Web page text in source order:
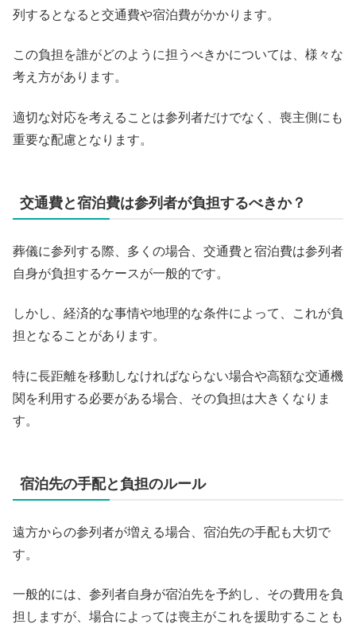
列するとなると交通費や宿泊費がかかります。
この負担を誰がどのように担うべきかについては、様々な
考え方があります。
適切な対応を考えることは参列者だけでなく、喪主側にも
重要な配慮となります。
交通費と宿泊費は参列者が負担するべきか？
葬儀に参列する際、多くの場合、交通費と宿泊費は参列者
自身が負担するケースが一般的です。
しかし、経済的な事情や地理的な条件によって、これが負
担となることがあります。
特に長距離を移動しなければならない場合や高額な交通機
関を利用する必要がある場合、その負担は大きくなりま
す。
宿泊先の手配と負担のルール
遠方からの参列者が増える場合、宿泊先の手配も大切で
す。
一般的には、参列者自身が宿泊先を予約し、その費用を負
担しますが、場合によっては喪主がこれを援助することも